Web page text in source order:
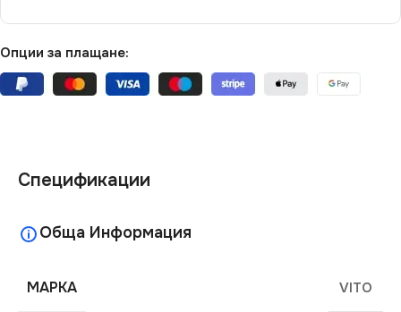
Опции за плащане:
Спецификации
Обща Информация
МАРКА VITO